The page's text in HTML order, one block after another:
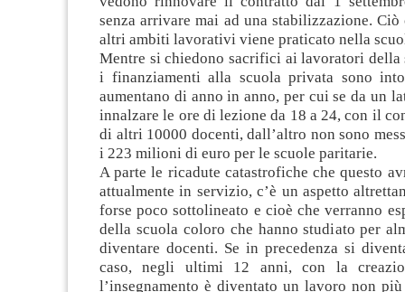
senza arrivare mai ad una stabilizzazione.
altri ambiti lavorativi viene praticato nella
Mentre si chiedono sacrifici ai lavoratori della
i finanziamenti alla scuola privata sono
aumentano di anno in anno, per cui se da un
innalzare le ore di lezione da 18 a 24, con il
di altri 10000 docenti, dall’altro non sono
i 223 milioni di euro per le scuole paritarie.
A parte le ricadute catastrofiche che questo
attualmente in servizio, c’è un aspetto
forse poco sottolineato e cioè che verranno
della scuola coloro che hanno studiato per
diventare docenti. Se in precedenza si
caso, negli ultimi 12 anni, con la
l’insegnamento è diventato un lavoro non